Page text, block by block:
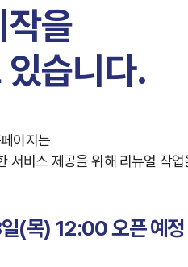
을
습니다.
이지는
서비스 제공을 위해 리뉴얼 작
(목) 12:00 오픈 예정